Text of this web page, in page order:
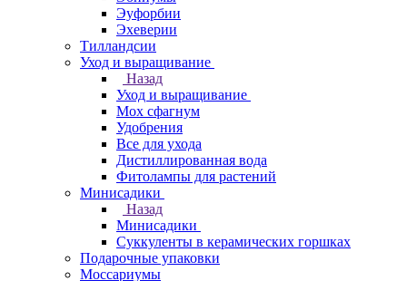
Эуфорбии
Эхеверии
Тилландсии
Уход и выращивание
Назад
Уход и выращивание
Мох сфагнум
Удобрения
Все для ухода
Дистиллированная вода
Фитолампы для растений
Минисадики
Назад
Минисадики
Суккуленты в керамических горшках
Подарочные упаковки
Моссариумы